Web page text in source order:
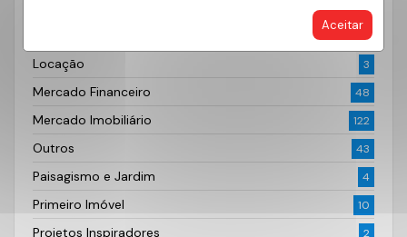
Aceitar
14
52
Locação 3
Mercado Financeiro 48
Mercado Imobiliário 122
Outros 43
Paisagismo e Jardim 4
Primeiro Imóvel 10
Projetos Inspiradores 2